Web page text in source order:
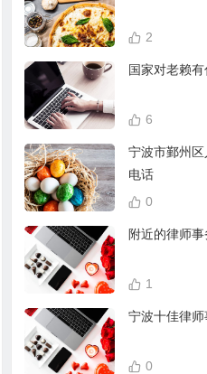
2
国家对老赖
6
宁波市鄞州
电话
0
附近的律师
1
宁波十佳律
0